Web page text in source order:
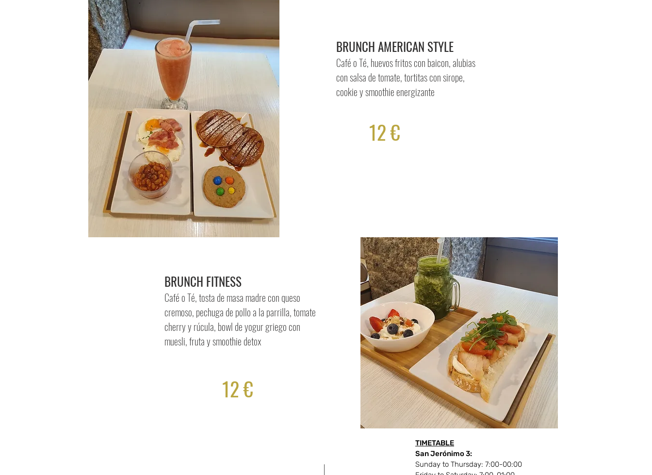
BRUNCH FITNESS
Café o Té, tosta de masa madre con queso
cremoso, pechuga de pollo a la parrilla, tomate
cherry y rúcula, bowl de yogur griego con
muesli, fruta y smoothie detox
12 €
BRUNCH AMERICAN STYLE
Café o Té, huevos fritos con baicon, alubias
con salsa de tomate, tortitas con sirope,
cookie y smoothie energizante
12 €
TIMETABLE
San Jerónimo 3:
Sunday to Thursday: 7:00-00:00